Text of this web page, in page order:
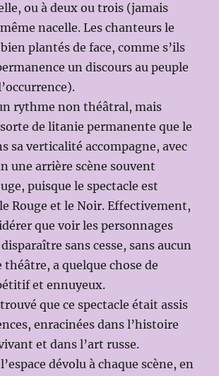
ou à deux ou trois (jamais
nacelle. Les chanteurs le
plantés de face, comme s’ils
un discours au peuple
rythme non théâtral, mais
de litanie permanente que le
sa verticalité accompagne, avec
une arrière scène souvent
puisque le spectacle est
Rouge et le Noir. Effectivement,
que voir les personnages
sans cesse, sans aucun
a quelque chose de
et ennuyeux.
que ce spectacle était assis
enracinées dans l’histoire
et dans l’art russe.
dévolu à chaque scène, en